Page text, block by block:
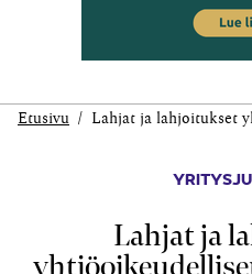
Etusivu Lahjat ja lahjoitukset
Lahjat ja